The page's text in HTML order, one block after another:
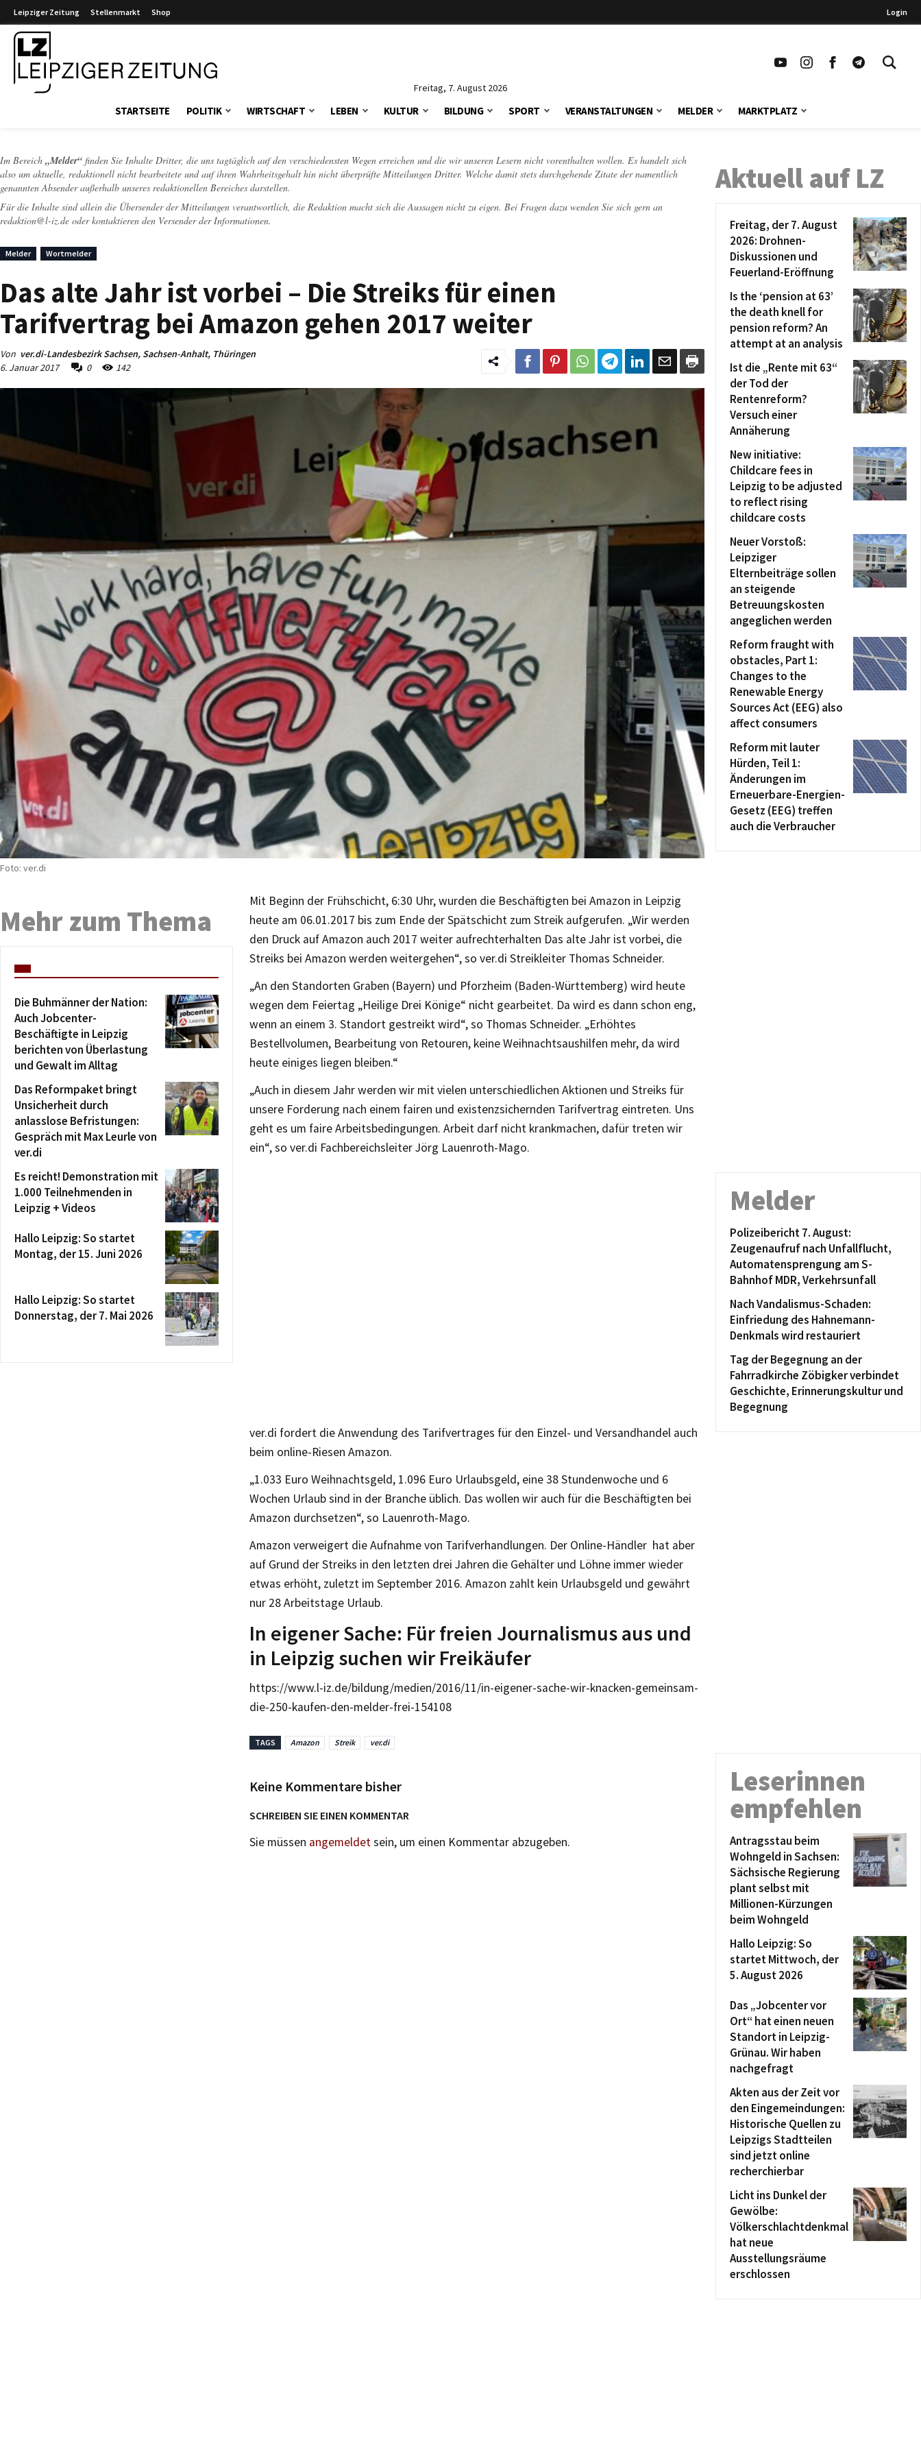
Leipziger Zeitung Stellenmarkt Shop Login
Freitag, 7. August 2026
STARTSEITE POLITIK WIRTSCHAFT LEBEN KULTUR BILDUNG SPORT VERANSTALTUNGEN MELDER MARKTPLATZ
Im Bereich „Melder“ finden Sie Inhalte Dritter, die uns tagtäglich auf den verschiedensten Wegen erreichen und die wir unseren Lesern nicht vorenthalten wollen. Es handelt sich
also um aktuelle, redaktionell nicht bearbeitete und auf ihren Wahrheitsgehalt hin nicht überprüfte Mitteilungen Dritter. Welche damit stets durchgehende Zitate der namentlich
genannten Absender außerhalb unseres redaktionellen Bereiches darstellen.
Für die Inhalte sind allein die Übersender der Mitteilungen verantwortlich, die Redaktion macht sich die Aussagen nicht zu eigen. Bei Fragen dazu wenden Sie sich gern an
redaktion@l-iz.de oder kontaktieren den Versender der Informationen.
Melder Wortmelder
Das alte Jahr ist vorbei – Die Streiks für einen
Tarifvertrag bei Amazon gehen 2017 weiter
Von ver.di-Landesbezirk Sachsen, Sachsen-Anhalt, Thüringen
6. Januar 2017
0 142
Foto: ver.di
Mit Beginn der Frühschicht, 6:30 Uhr, wurden die Beschäftigten bei Amazon in Leipzig
heute am 06.01.2017 bis zum Ende der Spätschicht zum Streik aufgerufen. „Wir werden
den Druck auf Amazon auch 2017 weiter aufrechterhalten Das alte Jahr ist vorbei, die
Streiks bei Amazon werden weitergehen“, so ver.di Streikleiter Thomas Schneider.
„An den Standorten Graben (Bayern) und Pforzheim (Baden-Württemberg) wird heute
wegen dem Feiertag „Heilige Drei Könige“ nicht gearbeitet. Da wird es dann schon eng,
wenn an einem 3. Standort gestreikt wird“, so Thomas Schneider. „Erhöhtes
Bestellvolumen, Bearbeitung von Retouren, keine Weihnachtsaushilfen mehr, da wird
heute einiges liegen bleiben.“
„Auch in diesem Jahr werden wir mit vielen unterschiedlichen Aktionen und Streiks für
unsere Forderung nach einem fairen und existenzsichernden Tarifvertrag eintreten. Uns
geht es um faire Arbeitsbedingungen. Arbeit darf nicht krankmachen, dafür treten wir
ein“, so ver.di Fachbereichsleiter Jörg Lauenroth-Mago.
ver.di fordert die Anwendung des Tarifvertrages für den Einzel- und Versandhandel auch
beim online-Riesen Amazon.
„1.033 Euro Weihnachtsgeld, 1.096 Euro Urlaubsgeld, eine 38 Stundenwoche und 6
Wochen Urlaub sind in der Branche üblich. Das wollen wir auch für die Beschäftigten bei
Amazon durchsetzen“, so Lauenroth-Mago.
Amazon verweigert die Aufnahme von Tarifverhandlungen. Der Online-Händler hat aber
auf Grund der Streiks in den letzten drei Jahren die Gehälter und Löhne immer wieder
etwas erhöht, zuletzt im September 2016. Amazon zahlt kein Urlaubsgeld und gewährt
nur 28 Arbeitstage Urlaub.
In eigener Sache: Für freien Journalismus aus und
in Leipzig suchen wir Freikäufer
https://www.l-iz.de/bildung/medien/2016/11/in-eigener-sache-wir-knacken-gemeinsam-
die-250-kaufen-den-melder-frei-154108
TAGS Amazon Streik ver.di
Keine Kommentare bisher
SCHREIBEN SIE EINEN KOMMENTAR
Sie müssen angemeldetsein, um einen Kommentar abzugeben.
Mehr zum Thema
Die Buhmänner der Nation:
Auch Jobcenter-
Beschäftigte in Leipzig
berichten von Überlastung
und Gewalt im Alltag
Das Reformpaket bringt
Unsicherheit durch
anlasslose Befristungen:
Gespräch mit Max Leurle von
ver.di
Es reicht! Demonstration mit
1.000 Teilnehmenden in
Leipzig + Videos
Hallo Leipzig: So startet
Montag, der 15. Juni 2026
Hallo Leipzig: So startet
Donnerstag, der 7. Mai 2026
Aktuell auf LZ
Freitag, der 7. August
2026: Drohnen-
Diskussionen und
Feuerland-Eröffnung
Is the ‘pension at 63’
the death knell for
pension reform? An
attempt at an analysis
Ist die „Rente mit 63“
der Tod der
Rentenreform?
Versuch einer
Annäherung
New initiative:
Childcare fees in
Leipzig to be adjusted
to reflect rising
childcare costs
Neuer Vorstoß:
Leipziger
Elternbeiträge sollen
an steigende
Betreuungskosten
angeglichen werden
Reform fraught with
obstacles, Part 1:
Changes to the
Renewable Energy
Sources Act (EEG) also
affect consumers
Reform mit lauter
Hürden, Teil 1:
Änderungen im
Erneuerbare-Energien-
Gesetz (EEG) treffen
auch die Verbraucher
Melder
Polizeibericht 7. August:
Zeugenaufruf nach Unfallflucht,
Automatensprengung am S-
Bahnhof MDR, Verkehrsunfall
Nach Vandalismus-Schaden:
Einfriedung des Hahnemann-
Denkmals wird restauriert
Tag der Begegnung an der
Fahrradkirche Zöbigker verbindet
Geschichte, Erinnerungskultur und
Begegnung
Leserinnen
empfehlen
Antragsstau beim
Wohngeld in Sachsen:
Sächsische Regierung
plant selbst mit
Millionen-Kürzungen
beim Wohngeld
Hallo Leipzig: So
startet Mittwoch, der
5. August 2026
Das „Jobcenter vor
Ort“ hat einen neuen
Standort in Leipzig-
Grünau. Wir haben
nachgefragt
Akten aus der Zeit vor
den Eingemeindungen:
Historische Quellen zu
Leipzigs Stadtteilen
sind jetzt online
recherchierbar
Licht ins Dunkel der
Gewölbe:
Völkerschlachtdenkmal
hat neue
Ausstellungsräume
erschlossen